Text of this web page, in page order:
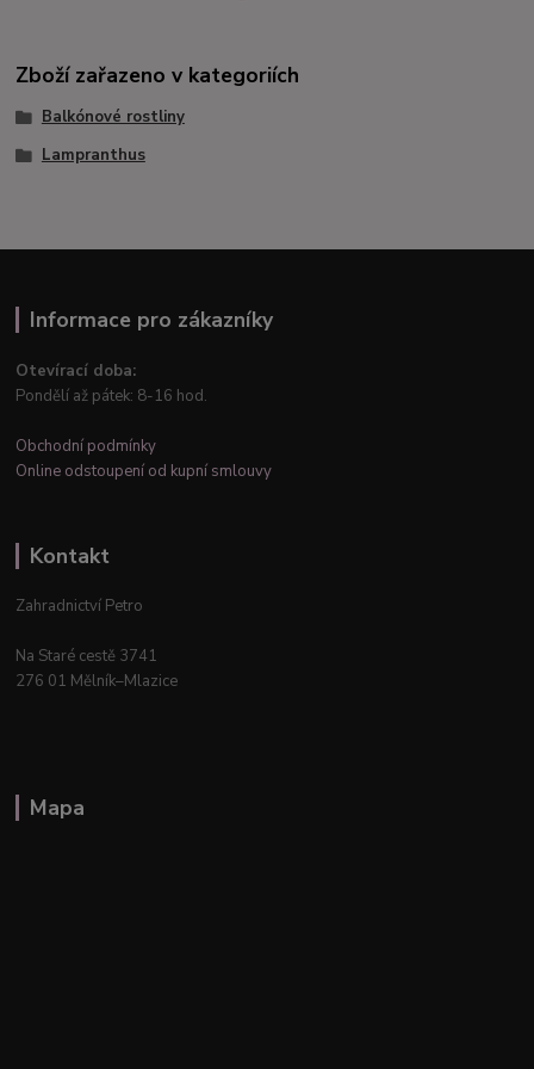
Zboží zařazeno v kategoriích
Balkónové rostliny
Lampranthus
Informace pro zákazníky
Otevírací doba:
Pondělí až pátek: 8-16 hod.
Obchodní podmínky
Online odstoupení od kupní smlouvy
Kontakt
Zahradnictví Petro
Na Staré cestě 3741
276 01 Mělník–Mlazice
Mapa